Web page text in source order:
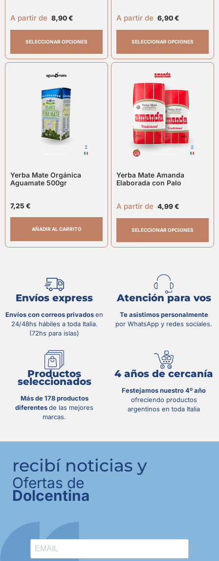
A partir de 8,90€
SELECCIONAR OPCIONES
A partir de 6,90€
SELECCIONAR OPCIONES
Yerba Mate Orgánica
Aguamate 500gr
7,25 €
AÑADIR AL CARRITO
Yerba Mate Amanda
Elaborada con Palo
A partir de 4,99€
SELECCIONAR OPCIONES
Envíos express
Envíos con correos privadosen
24/48hs hábiles a toda Italia.
(72hs para islas)
Atención para vos
Te asistimos personalmente
por WhatsApp y redes sociales.
Productos
seleccionados
Más de 178 productos
diferentesde las mejores
marcas.
4 años de cercanía
Festejamos nuestro 4º año
ofreciendo productos
argentinos en toda Italia
recibí noticias y
Ofertas de
Dolcentina